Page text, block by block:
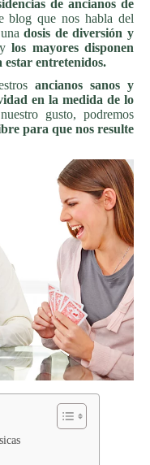
de ancianos de
blog que nos habla del
unadosis de diversión y
los mayores disponen
estar entretenidos.
ancianos sanos y
en la medida de lo
gusto, podremos
para que nos resulte